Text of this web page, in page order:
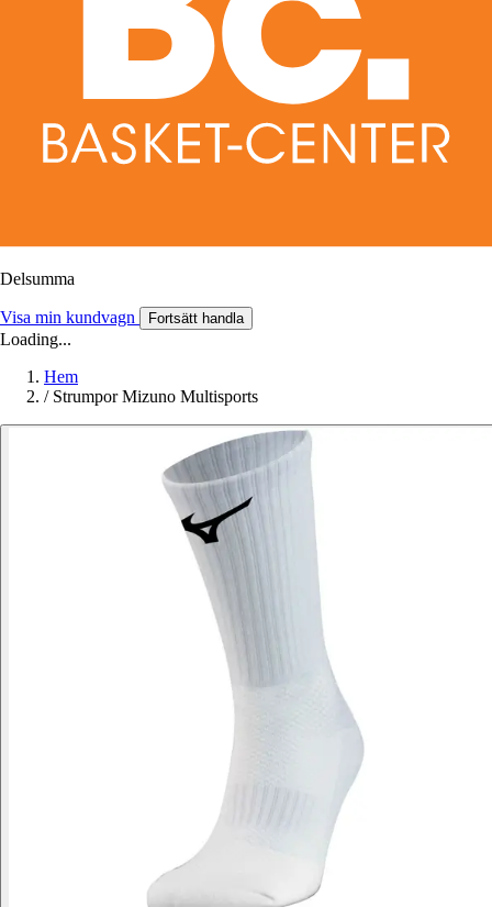
Delsumma
Visa min kundvagn Fortsätt handla
Loading...
Hem
/ Strumpor Mizuno Multisports